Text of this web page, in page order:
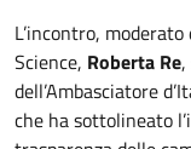
L’incontro,
Science, Roberta Re,
dell’Ambasciatore
che ha sottolineato